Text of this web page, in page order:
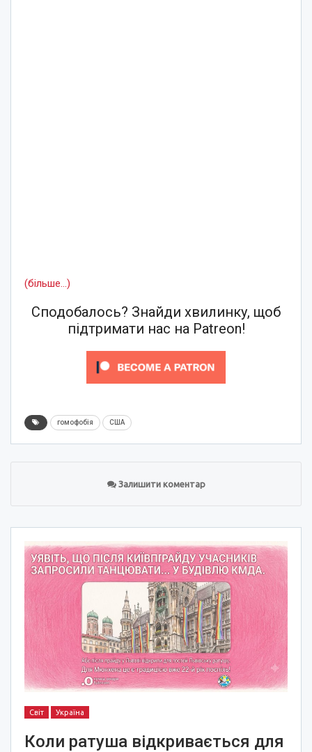
(більше…)
Сподобалось? Знайди хвилинку, щоб
підтримати нас на Patreon!
гомофобія США
Залишити коментар
Світ Україна
Коли ратуша відкривається для